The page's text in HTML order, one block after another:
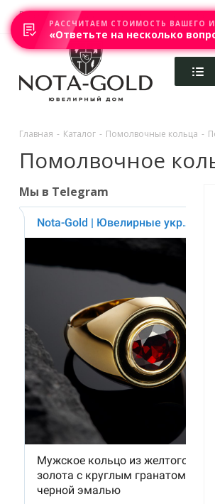
Главная Акции Каталоги
Главная - Каталог - Помолвочные кольца -
Помолвочное
Мы в Telegram
РАССЧИТАЕМ СТОИМОСТЬ ВАШЕГО
«Ответьте на несколько